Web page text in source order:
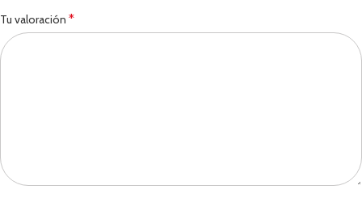
Tu valoración *